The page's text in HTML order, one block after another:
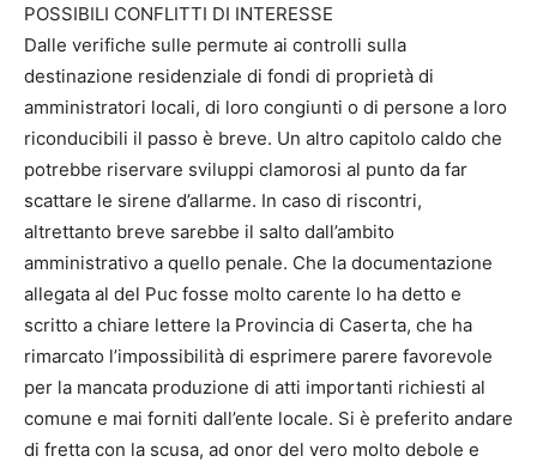
POSSIBILI CONFLITTI DI INTERESSE
Dalle verifiche sulle permute ai controlli sulla
destinazione residenziale di fondi di proprietà di
amministratori locali, di loro congiunti o di persone a loro
riconducibili il passo è breve. Un altro capitolo caldo che
potrebbe riservare sviluppi clamorosi al punto da far
scattare le sirene d’allarme. In caso di riscontri,
altrettanto breve sarebbe il salto dall’ambito
amministrativo a quello penale. Che la documentazione
allegata al del Puc fosse molto carente lo ha detto e
scritto a chiare lettere la Provincia di Caserta, che ha
rimarcato l’impossibilità di esprimere parere favorevole
per la mancata produzione di atti importanti richiesti al
comune e mai forniti dall’ente locale. Si è preferito andare
di fretta con la scusa, ad onor del vero molto debole e